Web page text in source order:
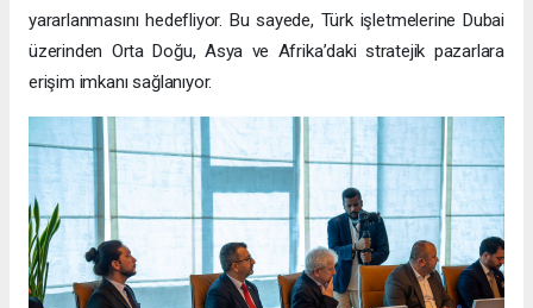
yararlanmasını hedefliyor. Bu sayede, Türk işletmelerine Dubai
üzerinden Orta Doğu, Asya ve Afrika’daki stratejik pazarlara
erişim imkanı sağlanıyor.